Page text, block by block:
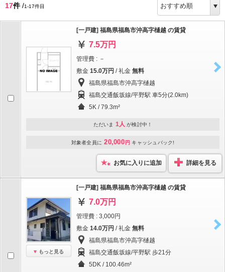
17件/1-17件目
[一戸建] 福島県福島市沖高字樋越 の賃貸
7.5万円
管理費 : －
敷金 15.0万円 / 礼金 無料
福島県福島市沖高字樋越
福島交通飯坂線/平野駅 車5分(2.0km)
5K / 79.3m²
ただいま 1人 が検討中！
対象者全員に 20,000 円 キャッシュバック!
お気に入りに追加 詳細を見る
もっと見る
[一戸建] 福島県福島市沖高字樋越 の賃貸
7.0万円
管理費 : 3,000円
敷金 14.0万円 / 礼金 無料
福島県福島市沖高字樋越
福島交通飯坂線/平野駅 歩21分
5DK / 100.46m²